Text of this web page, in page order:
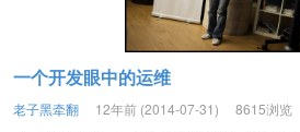
一个开发眼中的运维
老子黑牵翻 12年前 (2014-07-31) 8615浏览